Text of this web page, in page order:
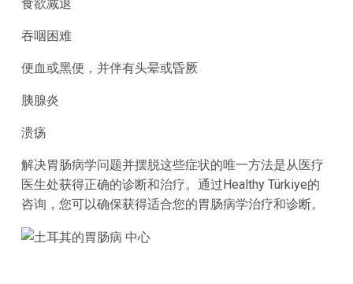
食欲减退
吞咽困难
便血或黑便，并伴有头晕或昏厥
胰腺炎
溃疡
解决胃肠病学问题并摆脱这些症状的唯一方法是从医疗
医生处获得正确的诊断和治疗。通过Healthy Türkiye的
咨询，您可以确保获得适合您的胃肠病学治疗和诊断。